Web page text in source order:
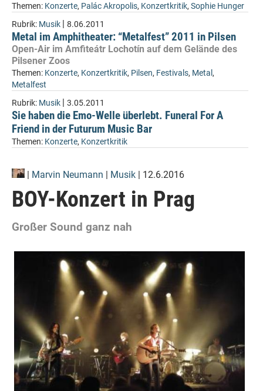
Themen: Konzerte, Palác Akropolis, Konzertkritik, Sophie Hunger
Rubrik: Musik | 8.06.2011
Metal im Amphitheater: “Metalfest” 2011 in Pilsen
Open-Air im Amfiteátr Lochotín auf dem Gelände des
Pilsener Zoos
Themen: Konzerte, Konzertkritik, Pilsen, Festivals, Metal ,
Metalfest
Rubrik: Musik | 3.05.2011
Sie haben die Emo-Welle überlebt. Funeral For A
Friend in der Futurum Music Bar
Themen: Konzerte, Konzertkritik
| Marvin Neumann | Musik | 12.6.2016
BOY-Konzert in Prag
Großer Sound ganz nah